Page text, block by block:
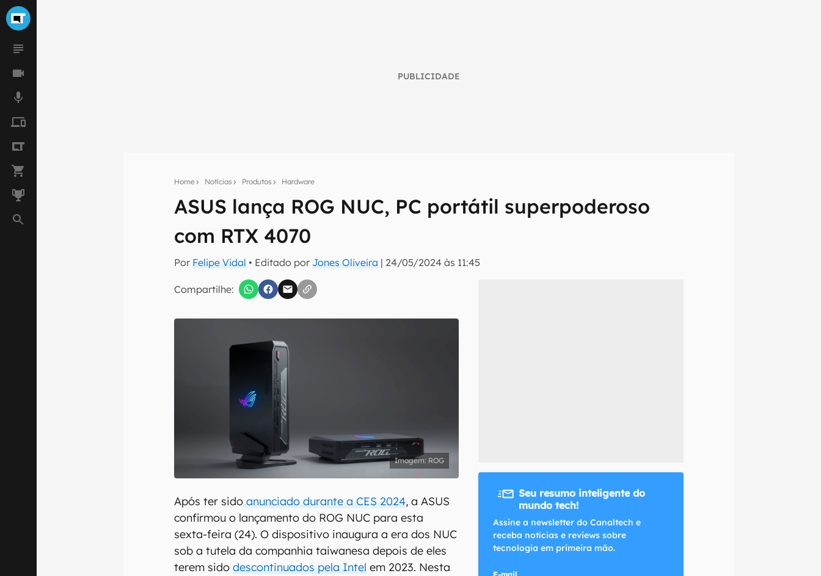
PUBLICIDADE
Home Notícias Produtos Hardware
ASUS lança ROG NUC, PC portátil superpoderoso
com RTX 4070
Por Felipe Vidal • Editado por Jones Oliveira | 24/05/2024 às 11:45
Compartilhe:
Seu resumo inteligente do mundo tech!
Assine a newsletter do Canaltech e receba notícias e reviews sobre tecnologia em primeira
Confirmo que li, aceito e concordo com os
ROG
Após ter sido anunciado durante a CES 2024, a ASUS
confirmou o lançamento do ROG NUC para esta
sexta-feira (24). O dispositivo inaugura a era dos NUC
sob a tutela da companhia taiwanesa depois de eles
terem sidodescontinuados pela Intel em 2023. Nesta
Seu resumo inteligente do
mundo tech!
Assine a newsletter do Canaltech e
receba notícias e reviews sobre
tecnologia em primeira mão.